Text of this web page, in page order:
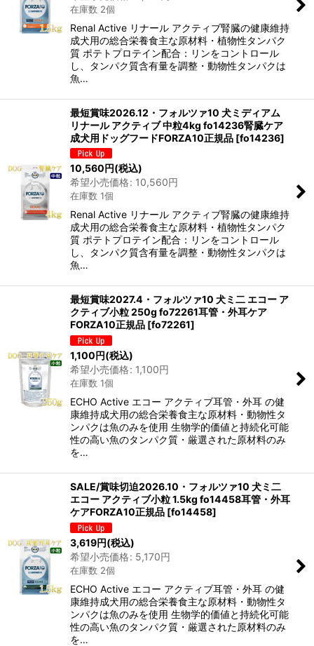
在庫数 2個
Renal Active リナール アクティブ腎臓の健康維持
成犬用の総合栄養食主な原材料・植物性タンパク
質 ポテトプロテイン配合：リンをコントロール
し、タンパク質含有量を調整・動物性タンパクは
魚…
最短賞味2026.12・フォルツァ10 犬ミディアム
リナール アクティブ 中粒4kg fo14236腎臓ケア
成犬用ドッグフードFORZA10正規品 [fo14236]
10,560円(税込)
希望小売価格: 10,560円
在庫数 1個
Renal Active リナール アクティブ腎臓の健康維持
成犬用の総合栄養食主な原材料・植物性タンパク
質 ポテトプロテイン配合：リンをコントロール
し、タンパク質含有量を調整・動物性タンパクは
魚…
最短賞味2027.4・フォルツァ10 犬ミ二 エコー ア
クティブ小粒 250g fo72261耳管・外耳ケア
FORZA10正規品 [fo72261]
1,100円(税込)
希望小売価格: 1,100円
在庫数 1個
ECHO Active エコー アクティブ耳管・外耳 の健
康維持成犬用の総合栄養食主な原材料・動物性タ
ンパクは魚のみを使用 生物学的価値と持続化可能
性の高い魚のタンパク質・厳選された原材料のみ
を…
SALE/賞味切迫2026.10・フォルツァ10 犬ミ二
エコー アクティブ小粒 1.5kg fo14458耳管・外耳
ケアFORZA10正規品 [fo14458]
3,619円(税込)
希望小売価格: 5,170円
在庫数 2個
ECHO Active エコー アクティブ耳管・外耳 の健
康維持成犬用の総合栄養食主な原材料・動物性タ
ンパクは魚のみを使用 生物学的価値と持続化可能
性の高い魚のタンパク質・厳選された原材料のみ
を…